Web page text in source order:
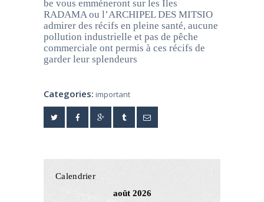
be vous emmèneront sur les Iles
RADAMA ou l’ARCHIPEL DES MITSIO
admirer des récifs en pleine santé, aucune
pollution industrielle et pas de pêche
commerciale ont permis à ces récifs de
garder leur splendeurs
Categories: important
Calendrier
août 2026